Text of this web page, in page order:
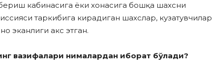
кабинасига ёки хонасига бошқа шахсни
таркибига кирадиган шахслар, кузатувчилар
эканлиги акс этган.
вазифалари нималардан иборат бўлади?